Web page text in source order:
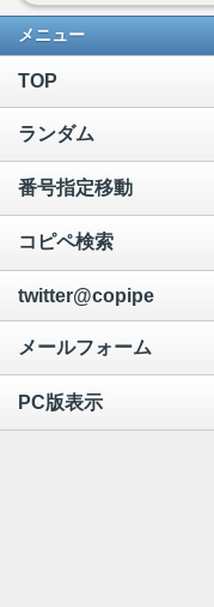
メニュー
TOP
ランダム
番号指定移動
コピペ検索
twitter@copipe
メールフォーム
PC版表示